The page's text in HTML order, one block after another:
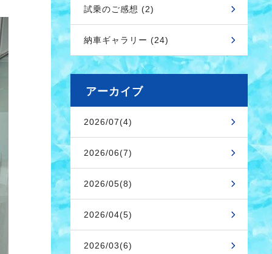
試乗のご感想 (2)
納車ギャラリー (24)
アーカイブ
2026/07(4)
2026/06(7)
2026/05(8)
2026/04(5)
2026/03(6)